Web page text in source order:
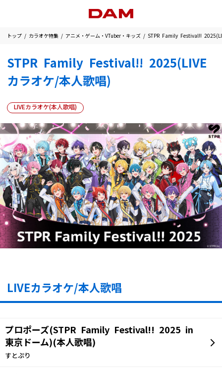
トップ カラオケ特集 アニメ・ゲーム・VTuber・キッズ STPR Family Festival!!
STPR Family Festival!! 2025(LIVE
カラオケ/本人歌唱)
LIVEカラオケ(本人歌唱)
LIVEカラオケ/本人歌唱
プロポーズ(STPR Family Festival!! 2025 in
東京ドーム)(本人歌唱)
すとぷり